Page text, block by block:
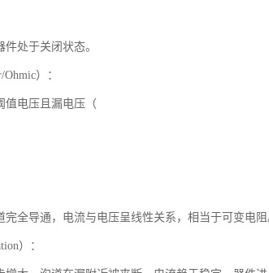
处于关闭状态。
）：
值电压且漏电压（
完全导通，电流与电压呈线性关系，相当于可变电阻
）：